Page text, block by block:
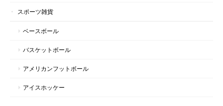
スポーツ雑貨
ベースボール
バスケットボール
アメリカンフットボール
アイスホッケー